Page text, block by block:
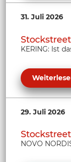
31. Juli 2026
KERING: Ist
29. Juli 2026
NOVO